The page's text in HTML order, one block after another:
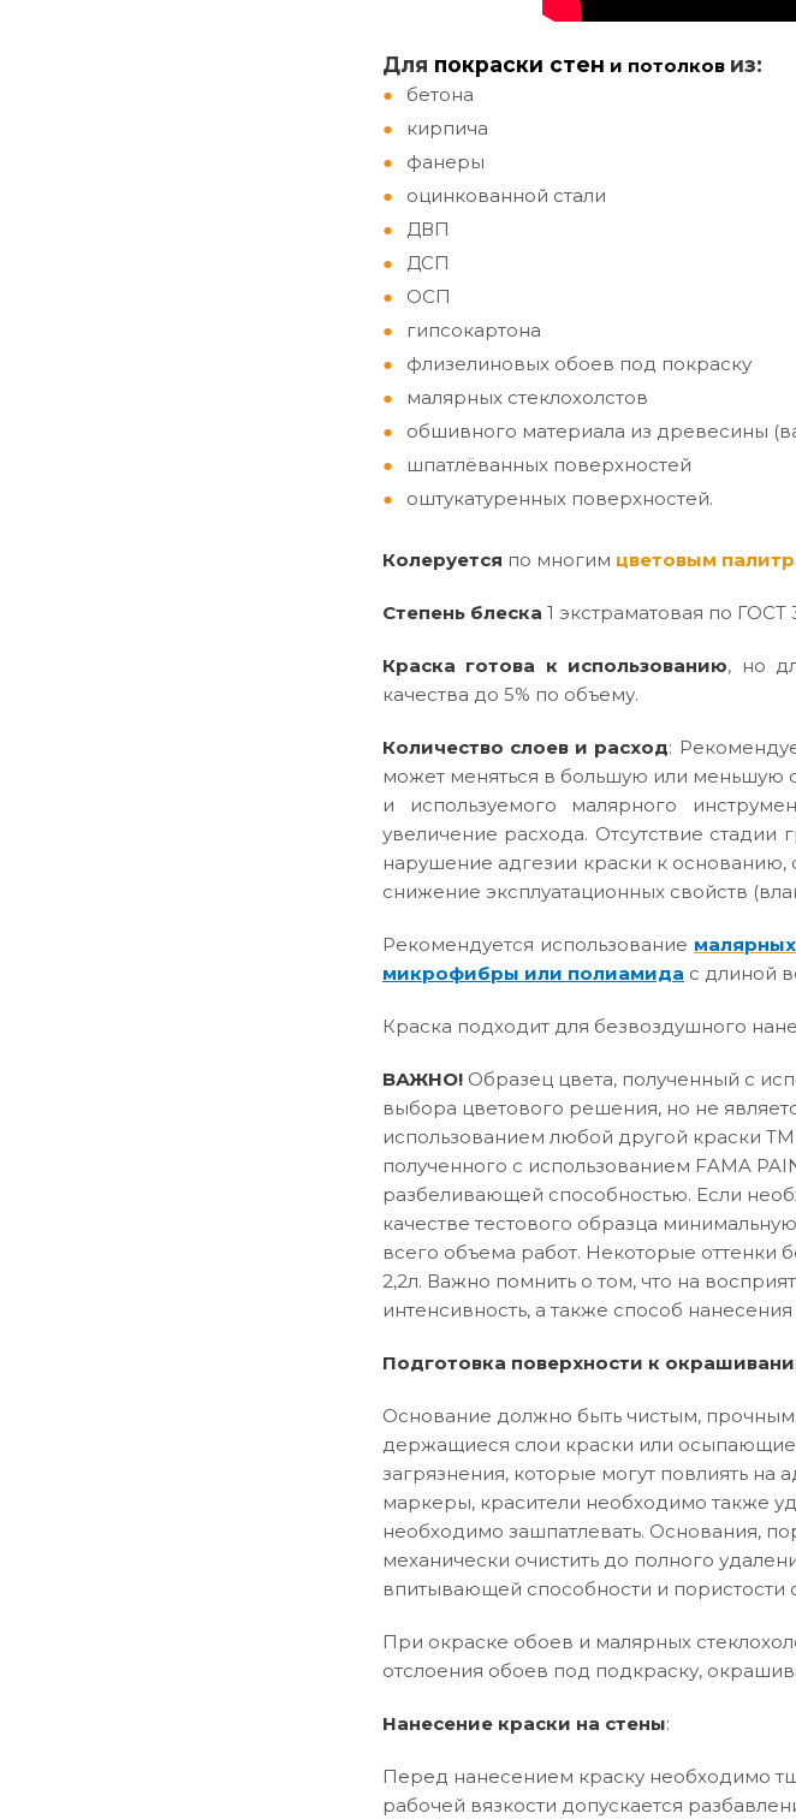
Для покраски стен и потолков из:
бетона
кирпича
фанеры
оцинкованной стали
ДВП
ДСП
ОСП
гипсокартона
флизелиновых обоев под покраску
малярных стеклохолстов
обшивного материала из древесины
шпатлёванных поверхностей
оштукатуренных поверхностей.
Колеруется по многим цветовым
Степень блеска 1 экстраматовая по ГОСТ
Краска готова к использованию, но
качества до 5% по объему.
Количество слоев и расход:
может меняться в большую или меньшую
и используемого малярного
увеличение расхода. Отсутствие
нарушение адгезии краски к
снижение эксплуатационных свойств
Рекомендуется использование
микрофибры или полиамида с длиной
Краска подходит для безвоздушного
ВАЖНО! Образец цвета, полученный с
выбора цветового решения, но не
использованием любой другой краски
полученного с использованием FAMA
разбеливающей способностью. Если
качестве тестового образца
всего объема работ. Некоторые оттенки
2,2л. Важно помнить о том, что на
интенсивность, а также способ
Подготовка поверхности к
Основание должно быть чистым,
держащиеся слои краски или
загрязнения, которые могут повлиять
маркеры, красители необходимо также
необходимо зашпатлевать. Основания,
механически очистить до полного
впитывающей способности и пористости
При окраске обоев и малярных
отслоения обоев под подкраску,
Нанесение краски на стены:
Перед нанесением краску необходимо
рабочей вязкости допускается